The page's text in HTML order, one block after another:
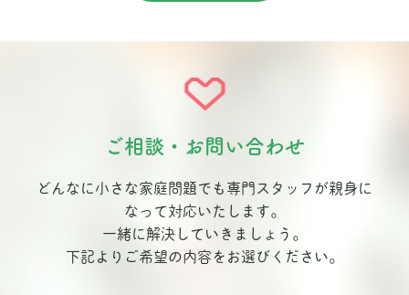
ご相談・お問い合わせ
どんなに小さな家庭問題でも専門スタッフが親身に
なって対応いたします。
一緒に解決していきましょう。
下記よりご希望の内容をお選びください。